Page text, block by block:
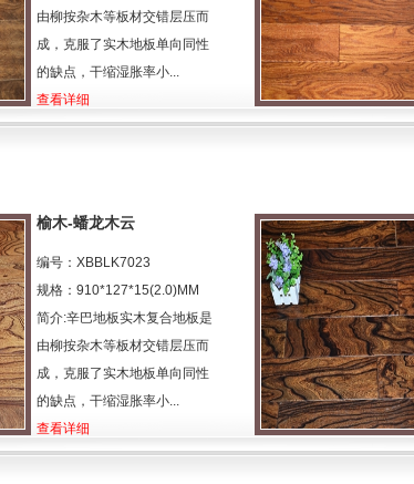
由柳按杂木等板材交错层压而
成，克服了实木地板单向同性
的缺点，干缩湿胀率小...
查看详细
榆木-蟠龙木云
编号：XBBLK7023
规格：910*127*15(2.0)MM
简介:辛巴地板实木复合地板是
由柳按杂木等板材交错层压而
成，克服了实木地板单向同性
的缺点，干缩湿胀率小...
查看详细